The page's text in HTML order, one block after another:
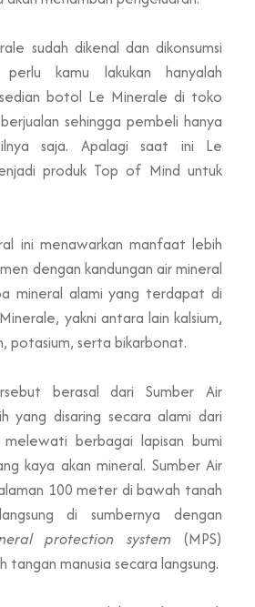
sudah dikenal dan dikonsumsi
perlu kamu lakukan hanyalah
botol Le Minerale di toko
sehingga pembeli hanya
saja. Apalagi saat ini Le
produk Top of Mind untuk
ini menawarkan manfaat lebih
dengan kandungan air mineral
mineral alami yang terdapat di
yakni antara lain kalsium,
potasium, serta bikarbonat.
berasal dari Sumber Air
yang disaring secara alami dari
berbagai lapisan bumi
kaya akan mineral. Sumber Air
100 meter di bawah tanah
di sumbernya dengan
protection system(MPS)
tangan manusia secara langsung.